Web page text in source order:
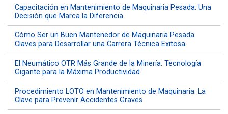
Capacitación en Mantenimiento de Maquinaria Pesada: Una
Decisión que Marca la Diferencia
Cómo Ser un Buen Mantenedor de Maquinaria Pesada:
Claves para Desarrollar una Carrera Técnica Exitosa
El Neumático OTR Más Grande de la Minería: Tecnología
Gigante para la Máxima Productividad
Procedimiento LOTO en Mantenimiento de Maquinaria: La
Clave para Prevenir Accidentes Graves